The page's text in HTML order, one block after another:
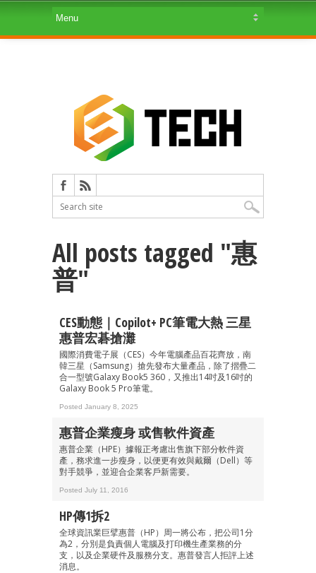
All posts tagged "惠
普"
CES動態｜Copilot+ PC筆電大熱 三星
惠普宏碁搶灘
國際消費電子展（CES）今年電腦產品百花齊放，南
韓三星（Samsung）搶先發布大量產品，除了摺疊二
合一型號Galaxy Book5 360，又推出14吋及16吋的
Galaxy Book 5 Pro筆電。
Posted January 8, 2025
惠普企業瘦身 或售軟件資產
惠普企業（HPE）據報正考慮出售旗下部分軟件資
產，務求進一步瘦身，以便更有效與戴爾（Dell）等
對手競爭，並迎合企業客戶新需要。
Posted July 11, 2016
HP傳1拆2
全球資訊業巨擘惠普（HP）周一將公布，把公司1分
為2，分別是負責個人電腦及打印機生產業務的分
支，以及企業硬件及服務分支。惠普發言人拒評上述
消息。